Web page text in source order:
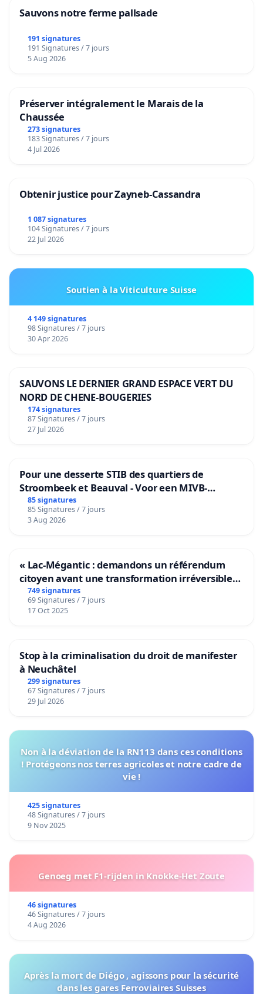
Sauvons notre ferme pallsade
191 signatures
191 Signatures / 7 jours
5 Aug 2026
Préserver intégralement le Marais de la
Chaussée
273 signatures
183 Signatures / 7 jours
4 Jul 2026
Obtenir justice pour Zayneb-Cassandra
1 087 signatures
104 Signatures / 7 jours
22 Jul 2026
Soutien à la Viticulture Suisse
4 149 signatures
98 Signatures / 7 jours
30 Apr 2026
SAUVONS LE DERNIER GRAND ESPACE VERT DU
NORD DE CHENE-BOUGERIES
174 signatures
87 Signatures / 7 jours
27 Jul 2026
Pour une desserte STIB des quartiers de
Stroombeek et Beauval - Voor een MIVB-
bediening van de wijken Strombeek en Het
Voor
85 signatures
85 Signatures / 7 jours
3 Aug 2026
« Lac-Mégantic : demandons un référendum
citoyen avant une transformation irréversible
de notre territoire »
749 signatures
69 Signatures / 7 jours
17 Oct 2025
Stop à la criminalisation du droit de manifester
à Neuchâtel
299 signatures
67 Signatures / 7 jours
29 Jul 2026
Non à la déviation de la RN113 dans ces conditions
! Protégeons nos terres agricoles et notre cadre de
vie !
425 signatures
48 Signatures / 7 jours
9 Nov 2025
Genoeg met F1-rijden in Knokke-Het Zoute
46 signatures
46 Signatures / 7 jours
4 Aug 2026
Après la mort de Diégo , agissons pour la sécurité
dans les gares Ferroviaires Suisses